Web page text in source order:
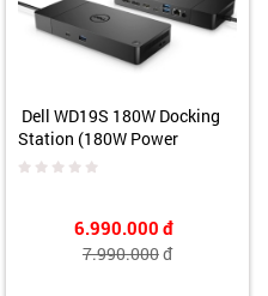
Dell WD19S 180W Docking
Station (180W Power
Delivery) USB-C, HDMI, Dual
6.990.000 đ
7.990.000đ